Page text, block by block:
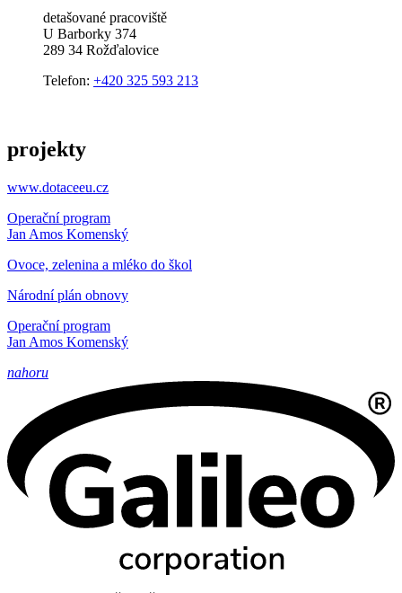
detašované pracoviště
U Barborky 374
289 34 Rožďalovice
Telefon: +420 325 593 213
projekty
www.dotaceeu.cz
Operační program
Jan Amos Komenský
Ovoce, zelenina a mléko do škol
Národní plán obnovy
Operační program
Jan Amos Komenský
nahoru